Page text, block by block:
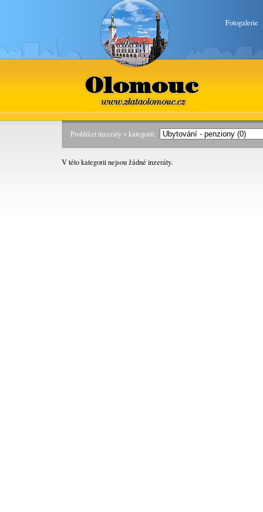
Fotogalerie
Olomouc
www.zlataolomouc.cz
Prohlížet inzeráty v kategorii:
V této kategorii nejsou žádné inzeráty.